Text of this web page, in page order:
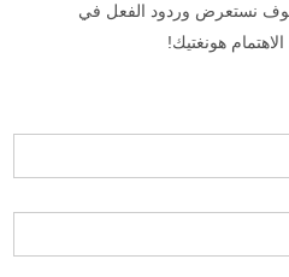
نستعرض وردود الفعل في